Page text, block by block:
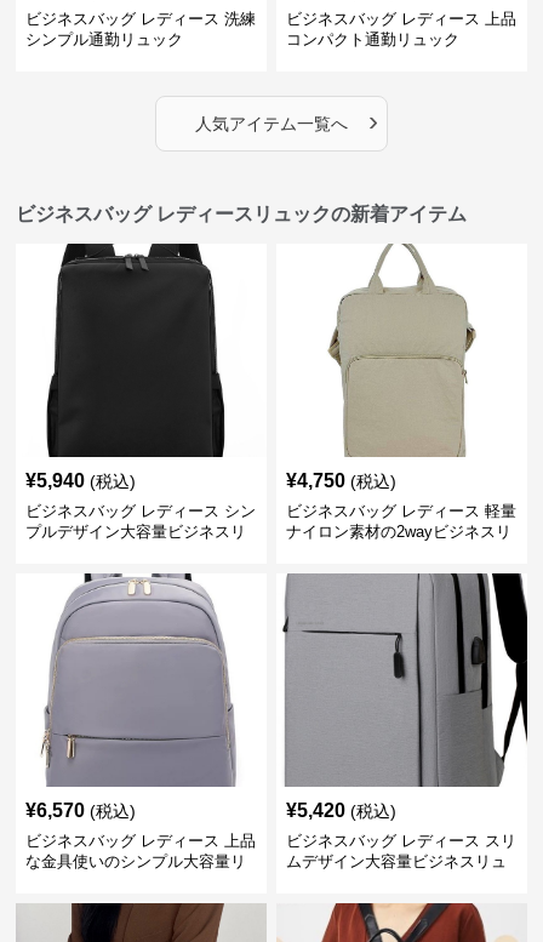
ビジネスバッグ レディース 洗練
シンプル通勤リュック
ビジネスバッグ レディース 上品
コンパクト通勤リュック
人気アイテム一覧へ ›
ビジネスバッグ レディースリュックの新着アイテム
¥5,940 (税込)
ビジネスバッグ レディース シン
プルデザイン大容量ビジネスリ
¥4,750 (税込)
ビジネスバッグ レディース 軽量
ナイロン素材の2wayビジネスリ
¥6,570 (税込)
ビジネスバッグ レディース 上品
な金具使いのシンプル大容量リ
¥5,420 (税込)
ビジネスバッグ レディース スリ
ムデザイン大容量ビジネスリュ